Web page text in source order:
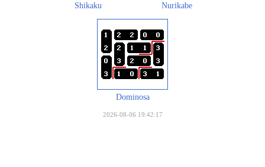
Shikaku Nurikabe
Dominosa
2026-08-06 19:42:17